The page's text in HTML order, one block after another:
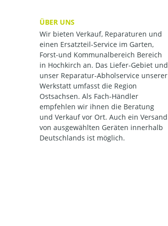
ÜBER UNS
Wir bieten Verkauf, Reparaturen und
einen Ersatzteil-Service im Garten,
Forst-und Kommunalbereich Bereich
in Hochkirch an. Das Liefer-Gebiet und
unser Reparatur-Abholservice unserer
Werkstatt umfasst die Region
Ostsachsen. Als Fach-Händler
empfehlen wir ihnen die Beratung
und Verkauf vor Ort. Auch ein Versand
von ausgewählten Geräten innerhalb
Deutschlands ist möglich.